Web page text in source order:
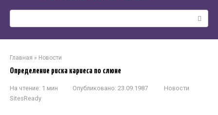
Главная » Новости
Определение риска кариеса по слюне
На чтение: 1 мин Опубликовано: 23.09.1987
Новости
SitesReady